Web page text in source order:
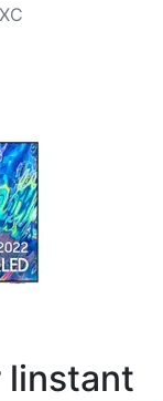
linstant